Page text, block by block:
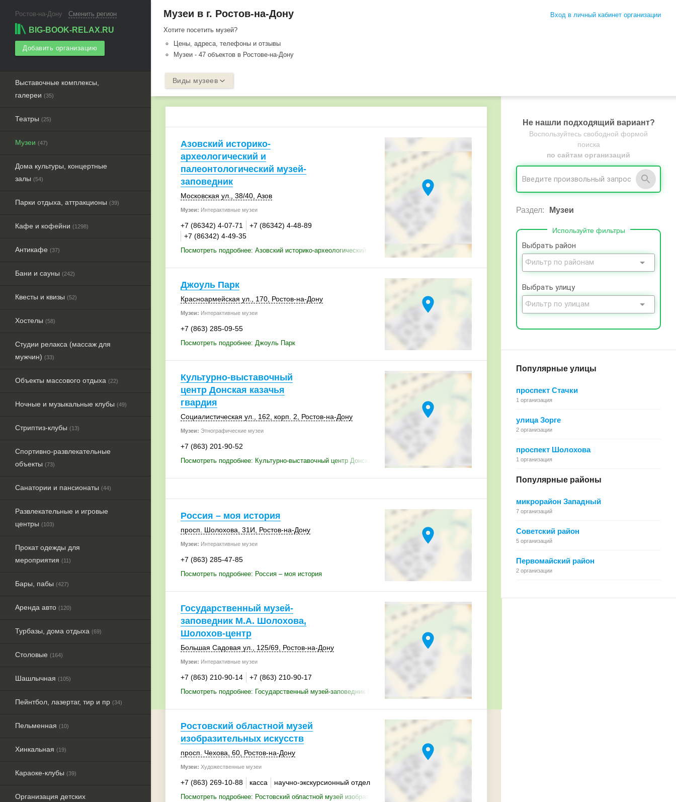
Ростов-на-Дону Сменить регион
BIG-BOOK-RELAX.RU
Добавить организацию
Выставочные комплексы,
галереи (35)
Театры (25)
Музеи (47)
Дома культуры, концертные
залы (54)
Парки отдыха, аттракционы (39)
Кафе и кофейни (1298)
Антикафе (37)
Бани и сауны (242)
Квесты и квизы (52)
Хостелы (58)
Студии релакса (массаж для
мужчин) (33)
Объекты массового отдыха (22)
Ночные и музыкальные клубы (49)
Стриптиз-клубы (13)
Спортивно-развлекательные
объекты (73)
Санатории и пансионаты (44)
Развлекательные и игровые
центры (103)
Прокат одежды для
мероприятия (11)
Бары, пабы (427)
Аренда авто (120)
Турбазы, дома отдыха (69)
Столовые (164)
Шашлычная (105)
Пейнтбол, лазертаг, тир и пр (34)
Пельменная (10)
Хинкальная (19)
Караоке-клубы (39)
Организация детских
Музеи в г. Ростов-на-Дону
Хотите посетить музей?
Цены, адреса, телефоны и отзывы
Музеи - 47 объектов в Ростове-на-Дону
Вход в личный кабинет организации
Виды музеев
Азовский историко-
археологический и
палеонтологический музей-
заповедник
Московская ул. 38/40, Азов
Музеи: Интерактивные музеи
+7 (86342) 4-07-71
+7 (86342) 4-48-89
+7 (86342) 4-49-35
Посмотреть подробнее: Азовский историко-археологический и палеонтологический музей-заповедник
location_on
Джоуль Парк
Красноармейская ул. 170, Ростов-на-Дону
Музеи: Интерактивные музеи
+7 (863) 285-09-55
Посмотреть подробнее: Джоуль Парк
location_on
Культурно-выставочный
центр Донская казачья
гвардия
Социалистическая ул., 162 корп. 2 Ростов-на-Дону
Музеи: Этнографические музеи
+7 (863) 201-90-52
Посмотреть подробнее: Культурно-выставочный центр Донская казачья гвардия
location_on
Россия – моя история
просп. Шолохова 31И Ростов-на-Дону
Музеи: Интерактивные музеи
+7 (863) 285-47-85
Посмотреть подробнее: Россия – моя история
location_on
Государственный музей-
заповедник М.А. Шолохова,
Шолохов-центр
Большая Садовая ул. 125/69, Ростов-на-Дону
Музеи: Интерактивные музеи
+7 (863) 210-90-14 +7 (863) 210-90-17
Посмотреть подробнее: Государственный музей-заповедник М.А. Шолохова, Шолохов-центр
location_on
Ростовский областной музей
изобразительных искусств
просп. Чехова, 60, Ростов-на-Дону
Музеи: Художественные музеи
+7 (863) 269-10-88 касса научно-экскурсионный отдел
Посмотреть подробнее: Ростовский областной музей изобразительных искусств
location_on
Не нашли подходящий вариант?
Воспользуйтесь свободной формой
поиска
по сайтам организаций
Раздел: Музеи
Используйте фильтры
Выбрать район
Выбрать улицу
Популярные улицы
проспект Стачки
1 организация
улица Зорге
2 организации
проспект Шолохова
1 организация
Популярные районы
микрорайон Западный
7 организаций
Советский район
5 организаций
Первомайский район
2 организации